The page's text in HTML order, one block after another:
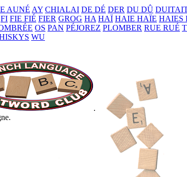
--
le 01.01.20 pour1373points
le 14.05.12 pour1367 points
AUNÉ AY CHIALAI DE DÉ DER DU DÛ
FI FIE FIÉ FIER GROG HA HAÏ HAIE HAÏE HAIES
OS PAN PÉJOREZ PLOMBER RUE RUÉ
WU
.